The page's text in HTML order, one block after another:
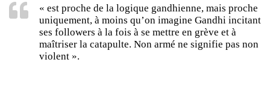
« est proche de la logique gandhienne, mais proche
uniquement, à moins qu’on imagine Gandhi incitant
ses followers à la fois à se mettre en grève et à
maîtriser la catapulte. Non armé ne signifie pas non
violent ».